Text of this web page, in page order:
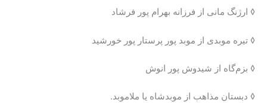
◊ ارژنگ مانی از فرزانه بهرام پور فرشاد
◊ تیره موبدی از موبد پور پرستار پور خورشید
◊ بزم‌گاه از شیدوش پور انوش
◊ دبستان مذاهب از موبدشاه یا ملاموبد.